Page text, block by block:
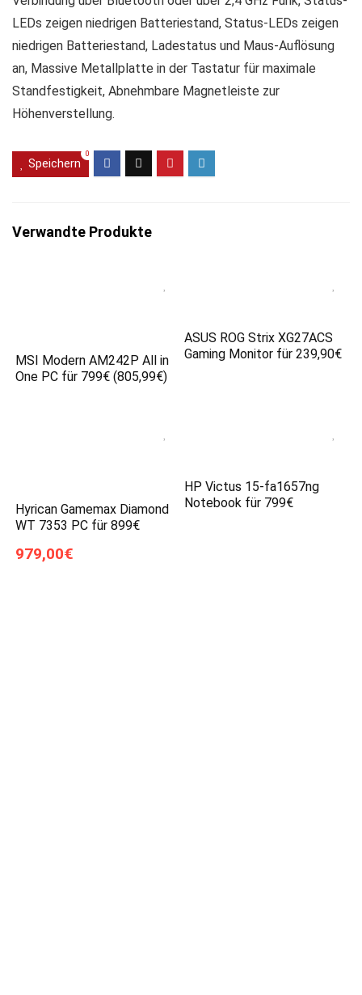
LEDs zeigen niedrigen Batteriestand, Status-LEDs zeigen
niedrigen Batteriestand, Ladestatus und Maus-Auflösung
an, Massive Metallplatte in der Tastatur für maximale
Standfestigkeit, Abnehmbare Magnetleiste zur
Höhenverstellung.
Speichern
0
Verwandte Produkte
MSI Modern AM242P All in
One PC für 799€ (805,99€)
ASUS ROG Strix XG27ACS
Gaming Monitor für 239,90€
Hyrican Gamemax Diamond
WT 7353 PC für 899€
979,00€
HP Victus 15-fa1657ng
Notebook für 799€